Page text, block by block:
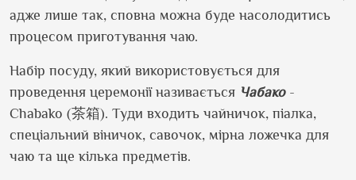
адже лише так, сповна можна буде насолодитись
процесом приготування чаю.
Набір посуду, який використовується для
проведення церемонії називається Чабако-
Chabako (茶箱). Туди входить чайничок, піалка,
спеціальний віничок, савочок, мірна ложечка для
чаю та ще кілька предметів.